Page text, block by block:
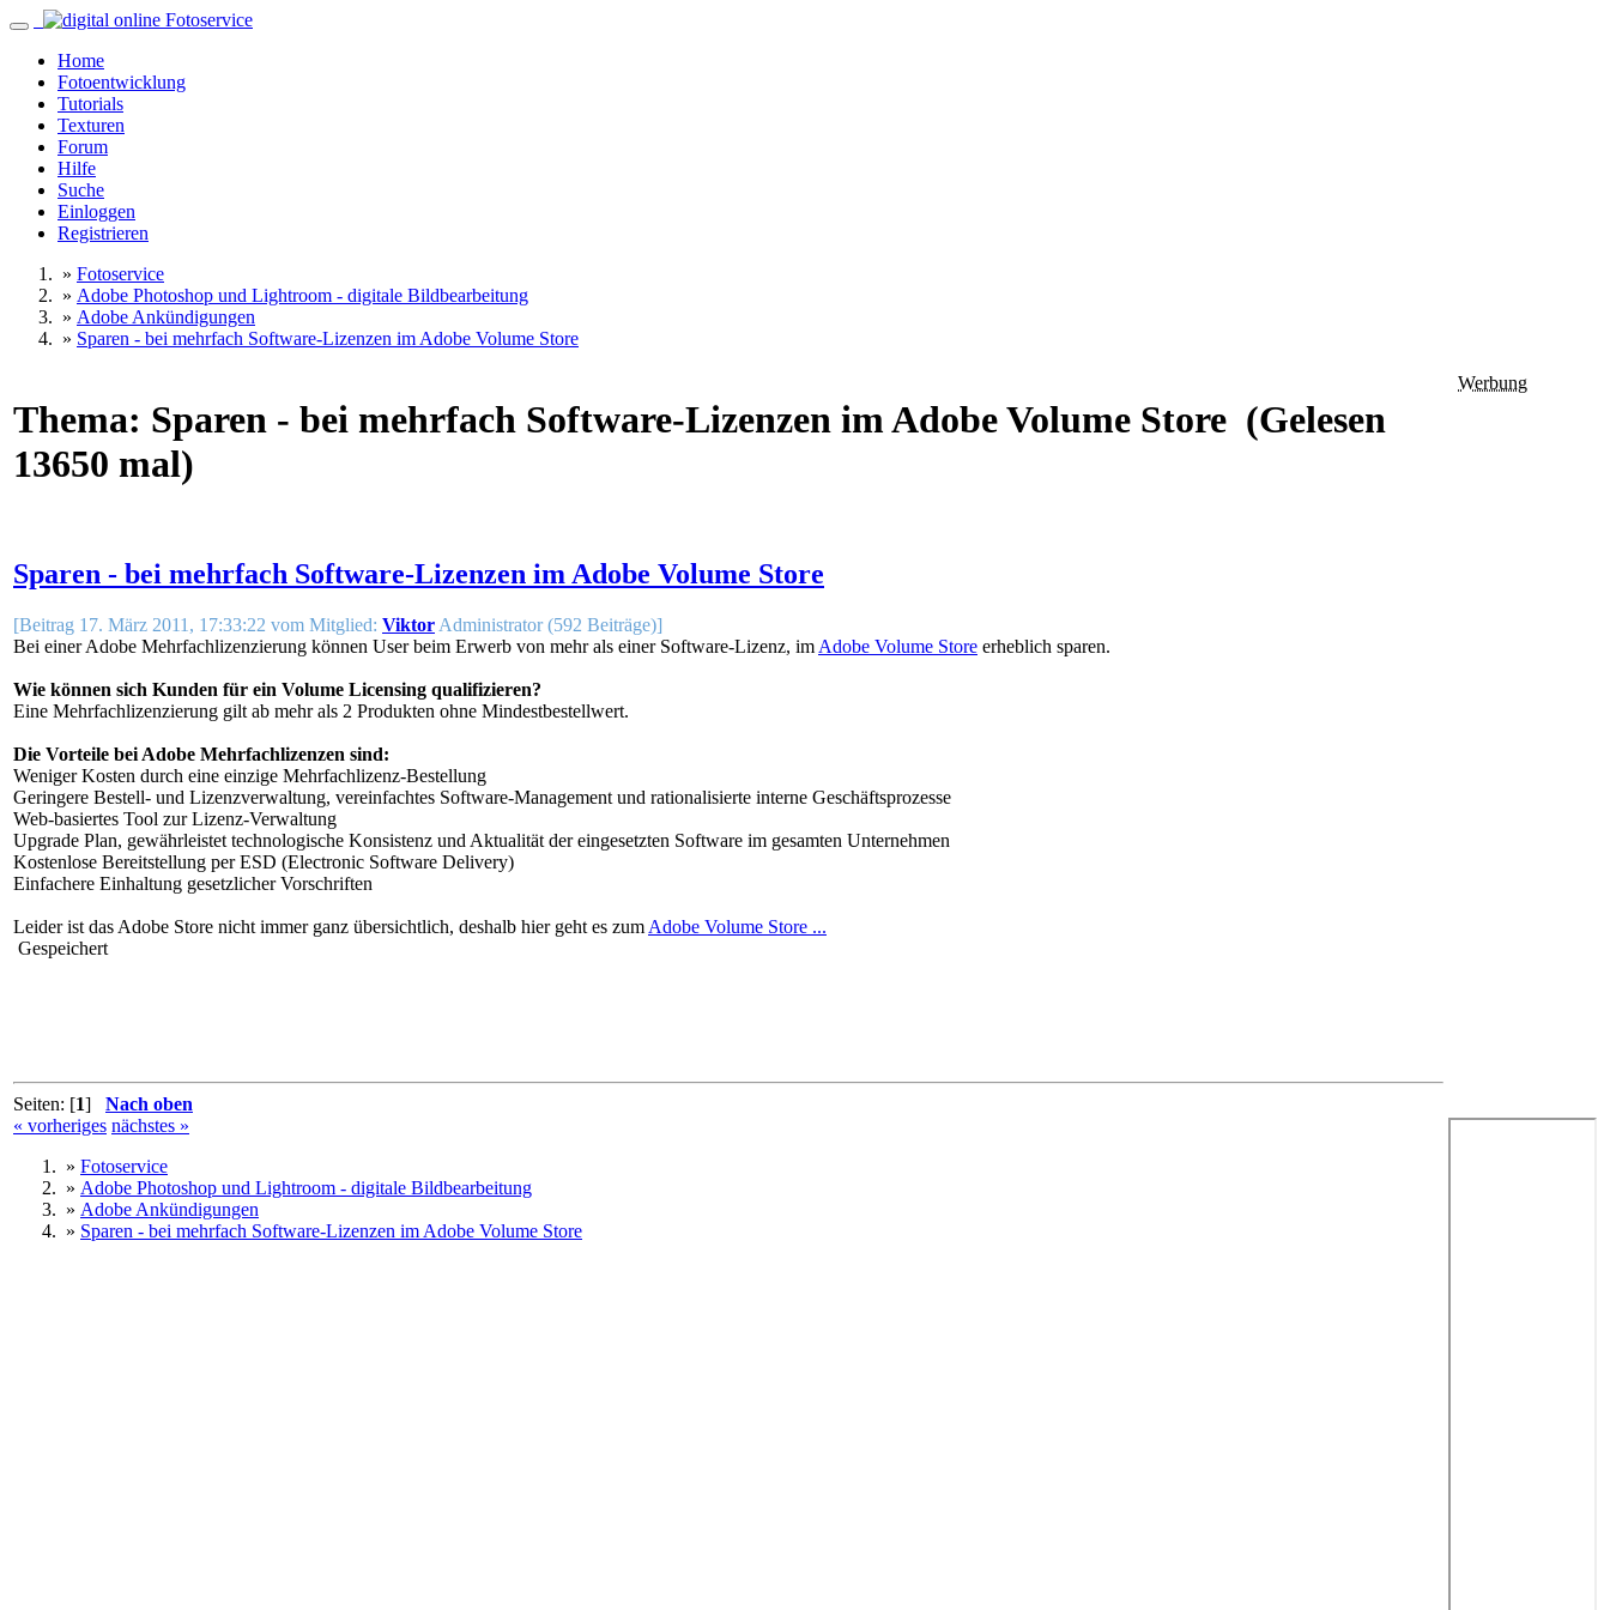
Home
Fotoentwicklung
Tutorials
Texturen
Forum
Hilfe
Suche
Einloggen
Registrieren
» Fotoservice
» Adobe Photoshop und Lightroom - digitale Bildbearbeitung
» Adobe Ankündigungen
» Sparen - bei mehrfach Software-Lizenzen im Adobe Volume Store
Thema: Sparen - bei mehrfach Software-Lizenzen im Adobe Volume Store (Gelesen
13650 mal)
Sparen - bei mehrfach Software-Lizenzen im Adobe Volume Store
[Beitrag 17. März 2011, 17:33:22 vom Mitglied: Viktor Administrator (592 Beiträge)]
Bei einer Adobe Mehrfachlizenzierung können User beim Erwerb von mehr als einer Software-Lizenz, im Adobe Volume Store erheblich sparen.
Wie können sich Kunden für ein Volume Licensing qualifizieren?
Eine Mehrfachlizenzierung gilt ab mehr als 2 Produkten ohne Mindestbestellwert.
Die Vorteile bei Adobe Mehrfachlizenzen sind:
Weniger Kosten durch eine einzige Mehrfachlizenz-Bestellung
Geringere Bestell- und Lizenzverwaltung, vereinfachtes Software-Management und rationalisierte interne Geschäftsprozesse
Web-basiertes Tool zur Lizenz-Verwaltung
Upgrade Plan, gewährleistet technologische Konsistenz und Aktualität der eingesetzten Software im gesamten Unternehmen
Kostenlose Bereitstellung per ESD (Electronic Software Delivery)
Einfachere Einhaltung gesetzlicher Vorschriften
Leider ist das Adobe Store nicht immer ganz übersichtlich, deshalb hier geht es zum Adobe Volume Store ...
Gespeichert
Seiten: [1] Nach oben
« vorheriges nächstes »
» Fotoservice
» Adobe Photoshop und Lightroom - digitale Bildbearbeitung
» Adobe Ankündigungen
» Sparen - bei mehrfach Software-Lizenzen im Adobe Volume Store
Werbung